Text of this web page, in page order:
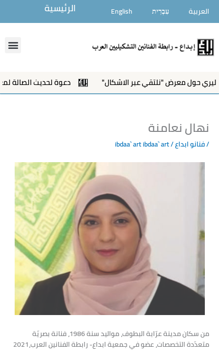
المحتوى
العربية עִבְרִית English الرئيسية
"نلتقي عبر الاشكال" دعوة لحديث الصالة
نهال نعامنة
/فنانو ابداع/ ibdaa` art
ibdaa` art
من سكان مدينة عرّابة البطوف، مواليد سنة 1986، فنانة بصريّة
متعدّدة التخصصات، عضو في جمعية ابداع- رابطة الفنانين العرب،2021